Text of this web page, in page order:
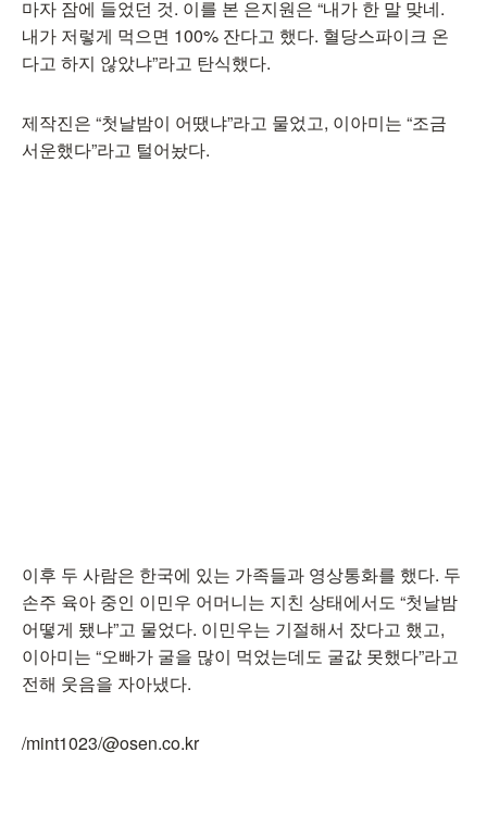
마자 잠에 들었던 것. 이를 본 은지원은 “내가 한 말 맞네.
내가 저렇게 먹으면 100% 잔다고 했다. 혈당스파이크 온
다고 하지 않았냐”라고 탄식했다.
제작진은 “첫날밤이 어땠냐”라고 물었고, 이아미는 “조금
서운했다”라고 털어놨다.
이후 두 사람은 한국에 있는 가족들과 영상통화를 했다. 두
손주 육아 중인 이민우 어머니는 지친 상태에서도 “첫날밤
어떻게 됐냐”고 물었다. 이민우는 기절해서 잤다고 했고,
이아미는 “오빠가 굴을 많이 먹었는데도 굴값 못했다”라고
전해 웃음을 자아냈다.
/mint1023/@osen.co.kr